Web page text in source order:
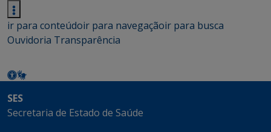
ir para conteúdoir para navegaçãoir para busca
Ouvidoria Transparência
SES
Secretaria de Estado de Saúde